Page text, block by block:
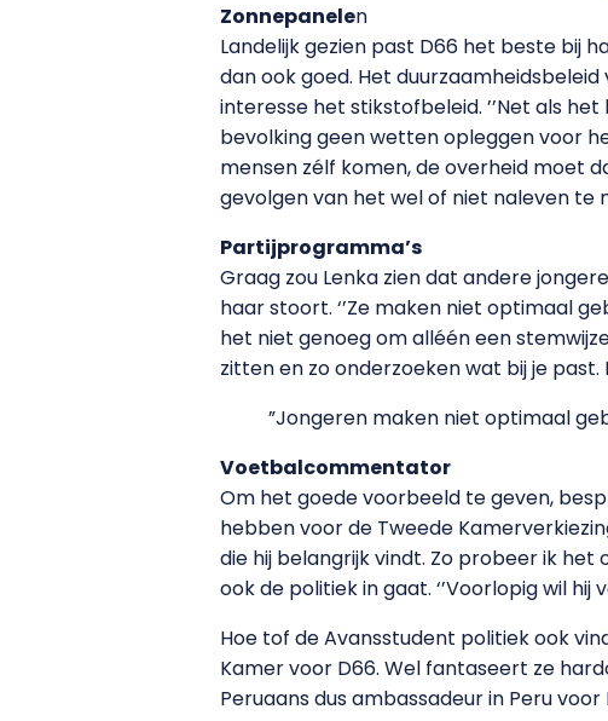
Zonnepanelen
Landelijk gezien past D66 het beste bij
dan ook goed. Het
interesse het stikstofbeleid. ’’Net als
bevolking geen wetten opleggen voor
mensen zélf komen, de overheid moet
gevolgen van het wel of niet naleven te
Partijprogramma’s
Graag zou Lenka zien dat andere
haar stoort. ‘’Ze maken niet optimaal
het niet genoeg om alléén een
zitten en zo onderzoeken wat bij je
”Jongeren maken niet optimaal
Voetbalcommentator
Om het goede voorbeeld te geven,
hebben voor de Tweede
die hij belangrijk vindt. Zo probeer ik
ook de politiek in gaat. ‘’Voorlopig wil
Hoe tof de Avansstudent politiek ook
Kamer voor D66. Wel fantaseert ze
Peruaans dus ambassadeur in Peru